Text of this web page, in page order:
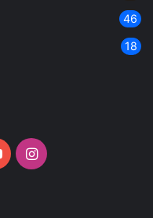
46
18
YouTubeInstagram